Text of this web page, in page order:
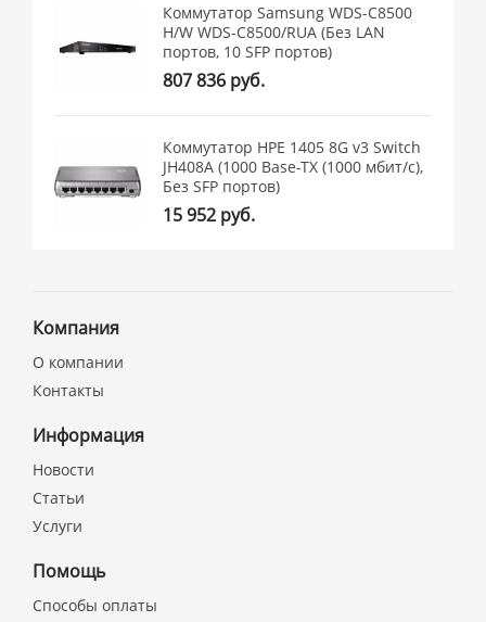
Коммутатор Samsung WDS-C8500
H/W WDS-C8500/RUA (Без LAN
портов, 10 SFP портов)
807 836 руб.
Коммутатор HPE 1405 8G v3 Switch
JH408A (1000 Base-TX (1000 мбит/с),
Без SFP портов)
15 952 руб.
Компания
О компании
Контакты
Информация
Новости
Статьи
Услуги
Помощь
Способы оплаты